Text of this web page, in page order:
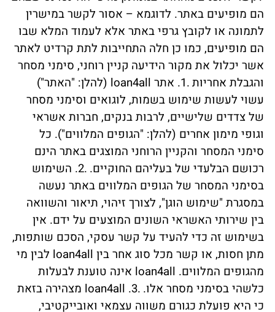
הם מופיעים באתר. לדוגמא – אסור לקשר במישרין
לתמונה או לקובץ גרפי באתר אלא לעמוד המלא שבו
הם מופיעים, כמו כן חלה התחייבות לתת קרדיט לאתר
אשר יכלול את מקור הידיעה קניין רוחני, סימני מסחר
והגבלת אחריות
.1. אתר loan4all (להלן: "האתר")
עשוי לעשות שימוש בשמות, לוגואים וסימני מסחר
של צדדים שלישיים, לרבות בנקים, חברות אשראי
וגופי מימון אחרים (להלן: "הגופים המלווים"). כל
סימני המסחר והקניין הרוחני המוצגים באתר הינם
רכושם הבלעדי של בעליהם החוקיים.
.2. השימוש
בסימני המסחר של הגופים המלווים באתר נעשה
במסגרת "שימוש הוגן", לצורך זיהוי, תיאור והשוואה
בין שירותי האשראי השונים המוצעים על ידם. אין
בשימוש זה כדי להעיד על קשר עסקי, הסכם שותפות,
מתן חסות, או קשר מכל סוג אחר בין loan4all לבין מי
מהגופים המלווים. loan4all אינה טוענת לבעלות
כלשהי בסימני מסחר אלו.
.3. loan4all מצהירה בזאת
כי היא פועלת כגורם משווה עצמאי ואובייקטיבי,